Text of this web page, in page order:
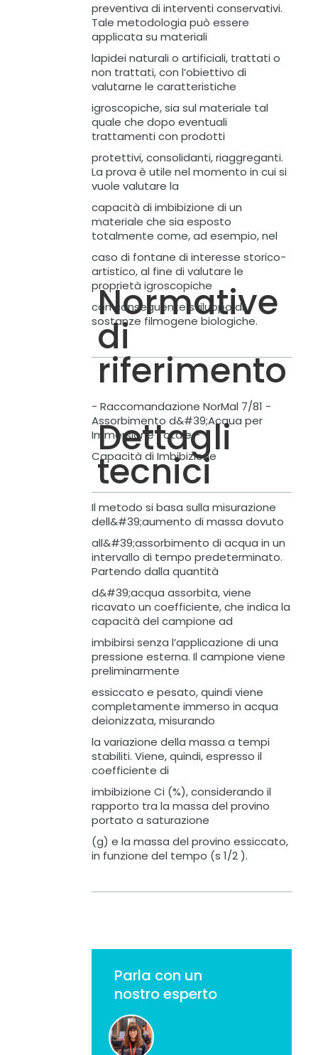
preventiva di interventi conservativi.
Tale metodologia può essere
applicata su materiali
lapidei naturali o artificiali, trattati o
non trattati, con l’obiettivo di
valutarne le caratteristiche
igroscopiche, sia sul materiale tal
quale che dopo eventuali
trattamenti con prodotti
protettivi, consolidanti, riaggreganti.
La prova è utile nel momento in cui si
vuole valutare la
capacità di imbibizione di un
materiale che sia esposto
totalmente come, ad esempio, nel
caso di fontane di interesse storico-
artistico, al fine di valutare le
proprietà igroscopiche
con conseguente sviluppo di
sostanze filmogene biologiche.
Normative
di
riferimento
- Raccomandazione NorMal 7/81 -
Assorbimento d&#39;Acqua per
Immersione Totale -
Capacità di Imbibizione
Dettagli
tecnici
Il metodo si basa sulla misurazione
dell&#39;aumento di massa dovuto
all&#39;assorbimento di acqua in un
intervallo di tempo predeterminato.
Partendo dalla quantità
d&#39;acqua assorbita, viene
ricavato un coefficiente, che indica la
capacità del campione ad
imbibirsi senza l’applicazione di una
pressione esterna. Il campione viene
preliminarmente
essiccato e pesato, quindi viene
completamente immerso in acqua
deionizzata, misurando
la variazione della massa a tempi
stabiliti. Viene, quindi, espresso il
coefficiente di
imbibizione Ci (%), considerando il
rapporto tra la massa del provino
portato a saturazione
(g) e la massa del provino essiccato,
in funzione del tempo (s 1/2 ).
Parla con un
nostro esperto